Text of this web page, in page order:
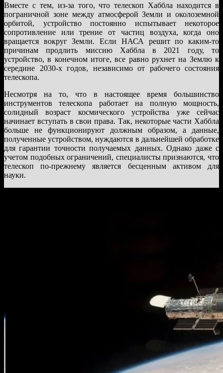
Вместе с тем, из-за того, что телескоп Хаббла находится в
пограничной зоне между атмосферой Земли и околоземной
орбитой, устройство постоянно испытывает некоторое
сопротивление или трение от частиц воздуха, когда оно
вращается вокруг Земли. Если НАСА решит по каким-то
причинам продлить миссию Хаббла в 2021 году, то
устройство, в конечном итоге, все равно рухнет на Землю к
середине 2030-х годов, независимо от рабочего состояния
телескопа.
Несмотря на то, что в настоящее время большинство
инструментов телескопа работает на полную мощность,
солидный возраст космического устройства уже сейчас
начинает вступать в свои права. Так, некоторые части Хаббла
больше не функционируют должным образом, а данные,
полученные устройством, нуждаются в дальнейшей обработке
для гарантии точности получаемых данных. Однако даже с
учетом подобных ограничений, специалисты признаются, что
телескоп по-прежнему является бесценным активом для
науки.